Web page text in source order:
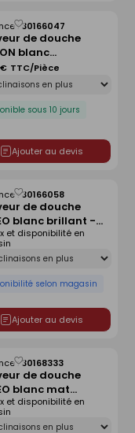
de douche
blanc
- 90 x 90
:30166047
sous 10 jours
TTC/Pièce
Ajouter au devis
Enregistrer
comme
liste
de douche
blanc brillant -
cm
:30166058
selon magasin
et disponibilité en
Ajouter au devis
Enregistrer
comme
liste
de douche
blanc mat
- 140 x 90
:30168333
et disponibilité en
Enregistrer
comme
liste